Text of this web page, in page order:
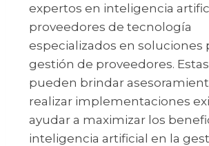
expertos en inteligencia
proveedores de tecnología
especializados en soluciones
gestión de proveedores.
pueden brindar
realizar implementaciones
ayudar a maximizar los
inteligencia artificial en la